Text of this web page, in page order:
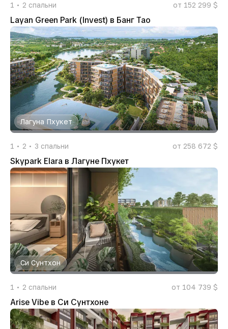
1 2 спальни от 152 299 $
Layan Green Park (Invest) в Банг Тао
Лагуна Пхукет
1 2 3 спальни от 258 672 $
Skypark Elara в Лагуне Пхукет
Си Сунтхон
1 2 спальни от 104 739 $
Arise Vibe в Си Сунтхоне